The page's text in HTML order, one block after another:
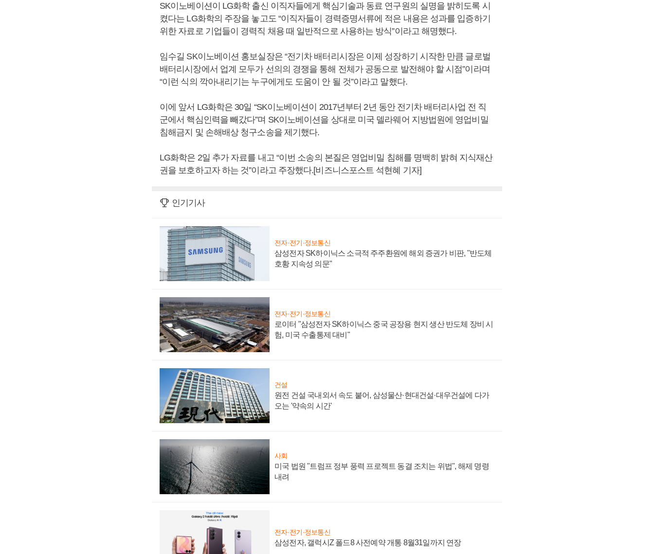
SK이노베이션이 LG화학 출신 이직자들에게 핵심기술과 동료 연구원의 실명을 밝히도록 시
켰다는 LG화학의 주장을 놓고도 “이직자들이 경력증명서류에 적은 내용은 성과를 입증하기
위한 자료로 기업들이 경력직 채용 때 일반적으로 사용하는 방식”이라고 해명했다.
임수길 SK이노베이션 홍보실장은 “전기차 배터리시장은 이제 성장하기 시작한 만큼 글로벌
배터리시장에서 업계 모두가 선의의 경쟁을 통해 전체가 공동으로 발전해야 할 시점”이라며
“이런 식의 깍아내리기는 누구에게도 도움이 안 될 것”이라고 말했다.
이에 앞서 LG화학은 30일 “SK이노베이션이 2017년부터 2년 동안 전기차 배터리사업 전 직
군에서 핵심인력을 빼갔다”며 SK이노베이션을 상대로 미국 델라웨어 지방법원에 영업비밀
침해금지 및 손해배상 청구소송을 제기했다.
LG화학은 2일 추가 자료를 내고 “이번 소송의 본질은 영업비밀 침해를 명백히 밝혀 지식재산
권을 보호하고자 하는 것”이라고 주장했다.[비즈니스포스트 석현혜 기자]
인기기사
전자·전기·정보통신
삼성전자 SK하이닉스 소극적 주주환원에 해외 증권가 비판, "반도체
호황 지속성 의문"
전자·전기·정보통신
로이터 "삼성전자 SK하이닉스 중국 공장용 현지 생산 반도체 장비 시
험, 미국 수출통제 대비"
건설
원전 건설 국내외서 속도 붙어, 삼성물산·현대건설·대우건설에 다가
오는 '약속의 시간'
사회
미국 법원 "트럼프 정부 풍력 프로젝트 동결 조치는 위법", 해제 명령
내려
전자·전기·정보통신
삼성전자, 갤럭시Z 폴드8 사전예약 개통 8월31일까지 연장